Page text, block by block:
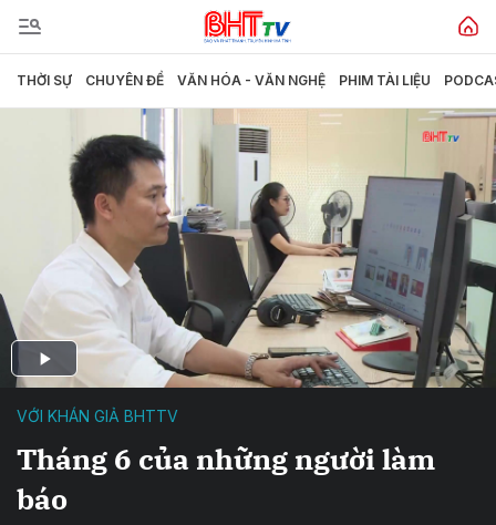
THỜI SỰ CHUYÊN ĐỀ VĂN HÓA - VĂN NGHỆ PHIM TÀI LIỆU
VỚI KHÁN GIẢ BHTTV
Tháng 6 của những người làm
báo